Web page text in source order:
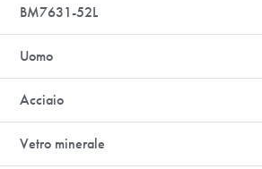
BM7631-52L
Uomo
Acciaio
Vetro minerale